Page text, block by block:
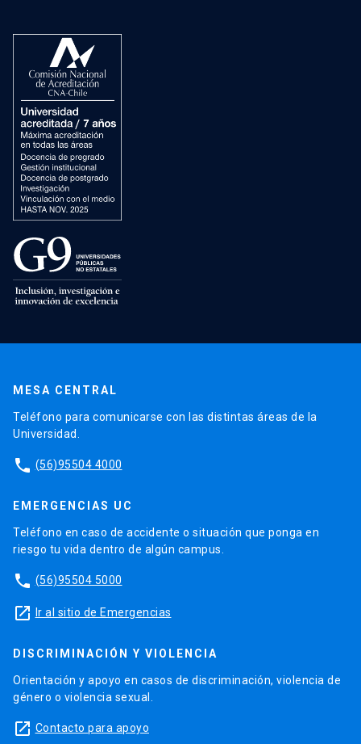
MESA CENTRAL
Teléfono para comunicarse con las distintas áreas de la
Universidad.
phone (56)95504 4000
EMERGENCIAS UC
Teléfono en caso de accidente o situación que ponga en
riesgo tu vida dentro de algún campus.
phone (56)95504 5000
launch Ir al sitio de Emergencias
DISCRIMINACIÓN Y VIOLENCIA
Orientación y apoyo en casos de discriminación, violencia de
género o violencia sexual.
launch Contacto para apoyo